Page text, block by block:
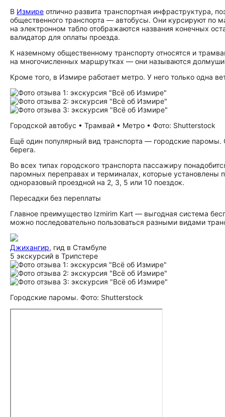
В Измире отлично развита транспортная инфраструктура,
общественного транспорта — автобусы. Они курсируют по
на электронном табло отображаются названия конечных
валидатор для оплаты проезда.
К наземному общественному транспорту относятся и
на многочисленных маршрутках — они называются
Кроме того, в Измире работает метро. У него только одна
Городской автобус • Трамвай • Метро • Фото: Shutterstock
Ещё один популярный вид транспорта — городские
берега.
Во всех типах городского транспорта пассажиру
паромных переправах и терминалах, которые установлены
одноразовый проездной на 2, 3, 5 или 10 поездок.
Пересадки без переплаты
Главное преимущество Izmirim Kart — выгодная система
можно последовательно пользоваться разными видами
Джихангир, гид в Стамбуле
5 экскурсий в Трипстере
Городские паромы. Фото: Shutterstock